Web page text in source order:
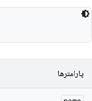
پارامترها